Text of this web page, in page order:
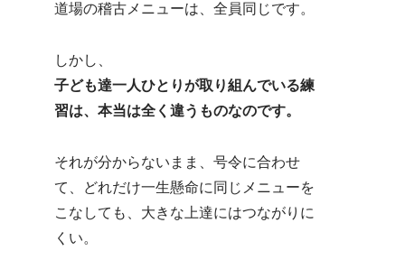
道場の稽古メニューは、全員同じです。
しかし、
子ども達一人ひとりが取り組んでいる練
習は、本当は全く違うものなのです。
それが分からないまま、号令に合わせ
て、どれだけ一生懸命に同じメニューを
こなしても、大きな上達にはつながりに
くい。